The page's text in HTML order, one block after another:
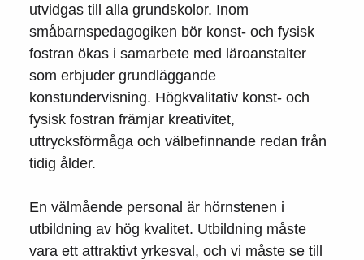
utvidgas till alla grundskolor. Inom
småbarnspedagogiken bör konst- och fysisk
fostran ökas i samarbete med läroanstalter
som erbjuder grundläggande
konstundervisning. Högkvalitativ konst- och
fysisk fostran främjar kreativitet,
uttrycksförmåga och välbefinnande redan från
tidig ålder.
En välmående personal är hörnstenen i
utbildning av hög kvalitet. Utbildning måste
vara ett attraktivt yrkesval, och vi måste se till